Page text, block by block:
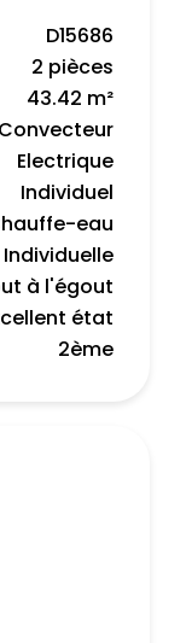
D15686
2 pièces
43.42 m²
Convecteur
Electrique
Individuel
eau
Individuelle
à l'égout
état
2ème